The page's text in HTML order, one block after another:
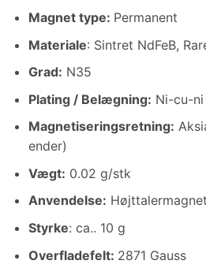
Magnet type: Permanent
Materiale: Sintret NdFeB,
Grad: N35
Plating / Belægning: Ni-cu-
Magnetiseringsretning:
ender)
Vægt: 0.02 g/stk
Anvendelse:
Styrke: ca.. 10 g
Overfladefelt: 2871 Gauss